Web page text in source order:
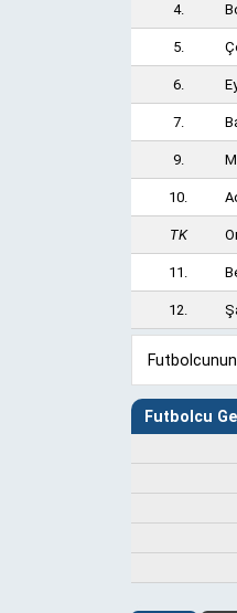
4.
5.
6.
7.
9.
10.
TK
11.
12.
Futbolcu